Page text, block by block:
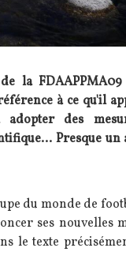
la
à ce qu'il
adopter des
Presque un
du monde de
ses nouvelles
le texte